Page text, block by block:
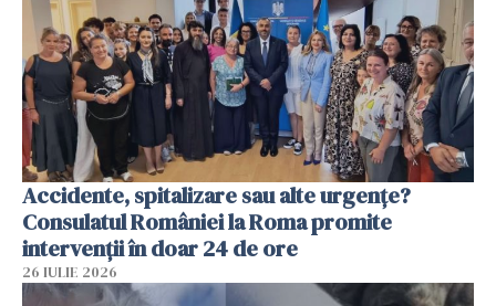
Accidente, spitalizare sau alte urgențe?
Consulatul României la Roma promite
intervenții în doar 24 de ore
26 IULIE 2026